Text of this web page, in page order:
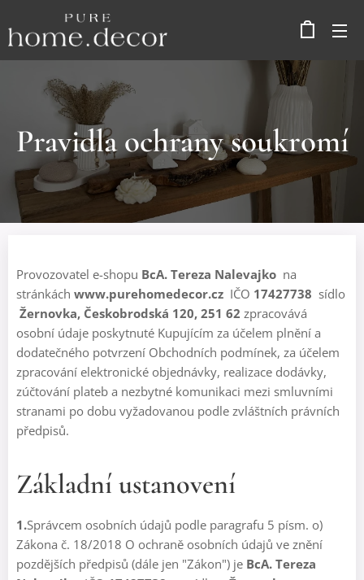
Pravidla ochrany soukromí
Provozovatel e-shopu BcA. Tereza Nalevajko na
stránkách www.purehomedecor.cz IČO 17427738 sídlo
Žernovka, Českobrodská 120, 251 62 zpracovává
osobní údaje poskytnuté Kupujícím za účelem plnění a
dodatečného potvrzení Obchodních podmínek, za účelem
zpracování elektronické objednávky, realizace dodávky,
zúčtování plateb a nezbytné komunikaci mezi smluvními
stranami po dobu vyžadovanou podle zvláštních právních
předpisů.
Základní ustanovení
1.Správcem osobních údajů podle paragrafu 5 písm. o)
Zákona č. 18/2018 O ochraně osobních údajů ve znění
pozdějších předpisů (dále jen "Zákon") je BcA. Tereza